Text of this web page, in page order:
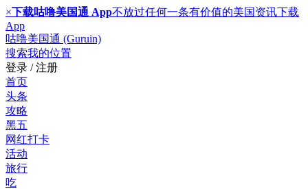
×下载咕噜美国通 App不放过任何一条有价值的美国资讯下载
App
咕噜美国通 (Guruin)
搜索我的位置
登录 / 注册
首页
头条
攻略
黑五
网红打卡
活动
旅行
吃